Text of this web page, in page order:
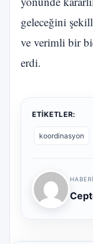
geleceğini
ve verimli bir
erdi.
ETIKETLER:
koordinasyon